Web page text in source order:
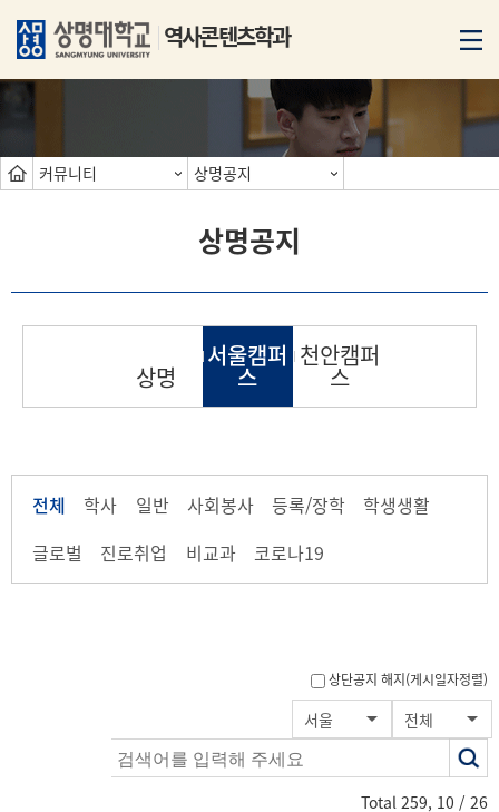
역사콘텐츠학과
커뮤니티 상명공지
상명공지
상명
서울캠퍼
스
천안캠퍼
스
전체 학사 일반 사회봉사 등록/장학
학생생활
글로벌
진로취업 비교과 코로나19
상단공지 해지(게시일자정렬)
서울 전체
Total 259, 10 / 26